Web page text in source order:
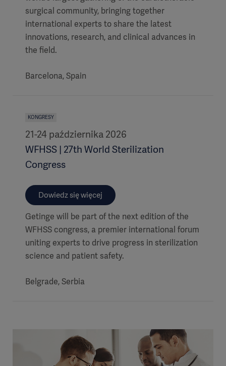
surgical community, bringing together
international experts to share the latest
innovations, research, and clinical advances in
the field.
Barcelona, Spain
KONGRESY
21-24 października 2026
WFHSS | 27th World Sterilization
Congress
Dowiedz się więcej
Getinge will be part of the next edition of the
WFHSS congress, a premier international forum
uniting experts to drive progress in sterilization
science and patient safety.
Belgrade, Serbia